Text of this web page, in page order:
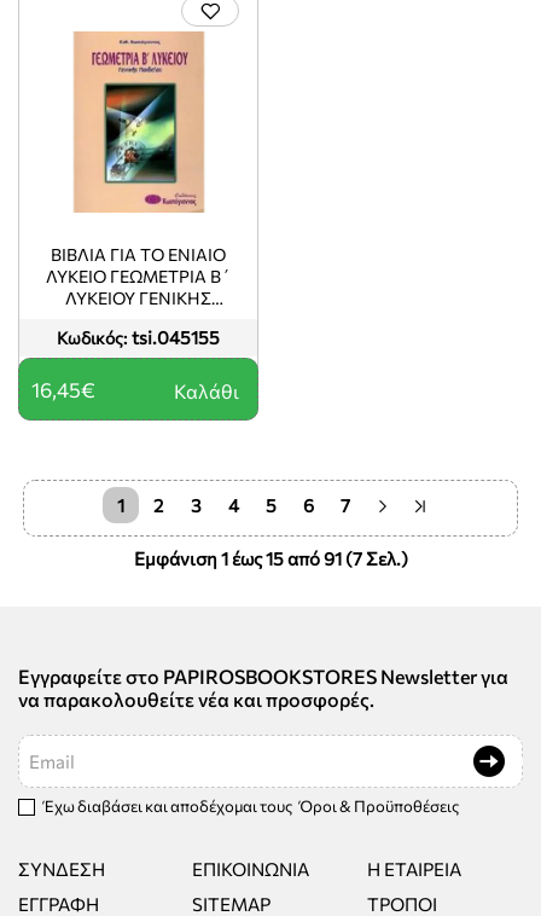
Κωδικός: tsi.045155
ΒΙΒΛΙΑ ΓΙΑ ΤΟ ΕΝΙΑΙΟ
ΛΥΚΕΙΟ ΓΕΩΜΕΤΡΙΑ Β΄
ΛΥΚΕΙΟΥ ΓΕΝΙΚΗΣ
16,45€ Καλάθι
1 2 3 4 5 6 7
Εμφάνιση 1 έως 15 από 91 (7 Σελ.)
Εγγραφείτε στο PAPIROSBOOKSTORES Newsletter για
να παρακολουθείτε νέα και προσφορές.
Email
Έχω διαβάσει και αποδέχομαι τους Όροι & Προϋποθέσεις
ΣΎΝΔΕΣΗ
ΕΓΓΡΑΦΉ
ΕΠΙΚΟΙΝΩΝΊΑ
SITEMAP
Η ΕΤΑΙΡΕΊΑ
ΤΡΌΠΟΙ